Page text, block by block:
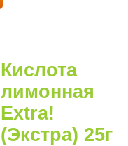
Кислота
лимонная
Extra!
(Экстра) 25г